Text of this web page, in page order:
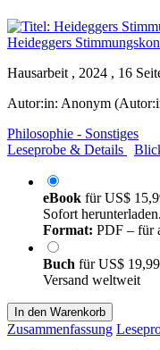
Hausarbeit , 2024 , 16
Autor:in: Anonym
Philosophie - Sonstiges
Leseprobe & Details
eBook fürUS$
Sofort
Format: PDF – für
Buch fürUS$ 19,99
Versand weltweit
In den Warenkorb
Zusammenfassung